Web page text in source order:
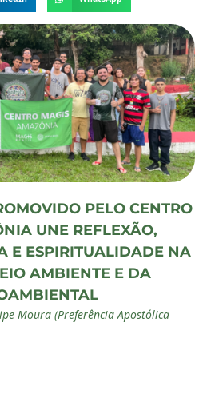
PELO CENTRO
UNE REFLEXÃO,
E ESPIRITUALIDADE NA
AMBIENTE E DA
Moura (Preferência Apostólica